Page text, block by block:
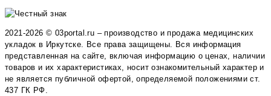
2021-2026 © 03portal.ru – производство и продажа медицинских
укладок в Иркутске. Все права защищены. Вся информация
представленная на сайте, включая информацию о ценах, наличии
товаров и их характеристиках, носит ознакомительный характер и
не является публичной офертой, определяемой положениями ст.
437 ГК РФ.